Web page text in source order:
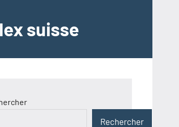
suisse
Rechercher